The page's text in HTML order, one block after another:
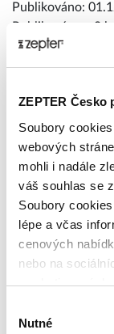
ZEPTER Česko
Soubory
webových
mohli i nadále
váš souhlas se
Soubory
lépe a včas
cenových
nebo na
marketingových
souhlasu
Nutné
Publikováno:
Publikováno s 0
čistý_vzduch
Hyperlight_Eyewear
MixSy
péče_o_pleť
posílení_imunity